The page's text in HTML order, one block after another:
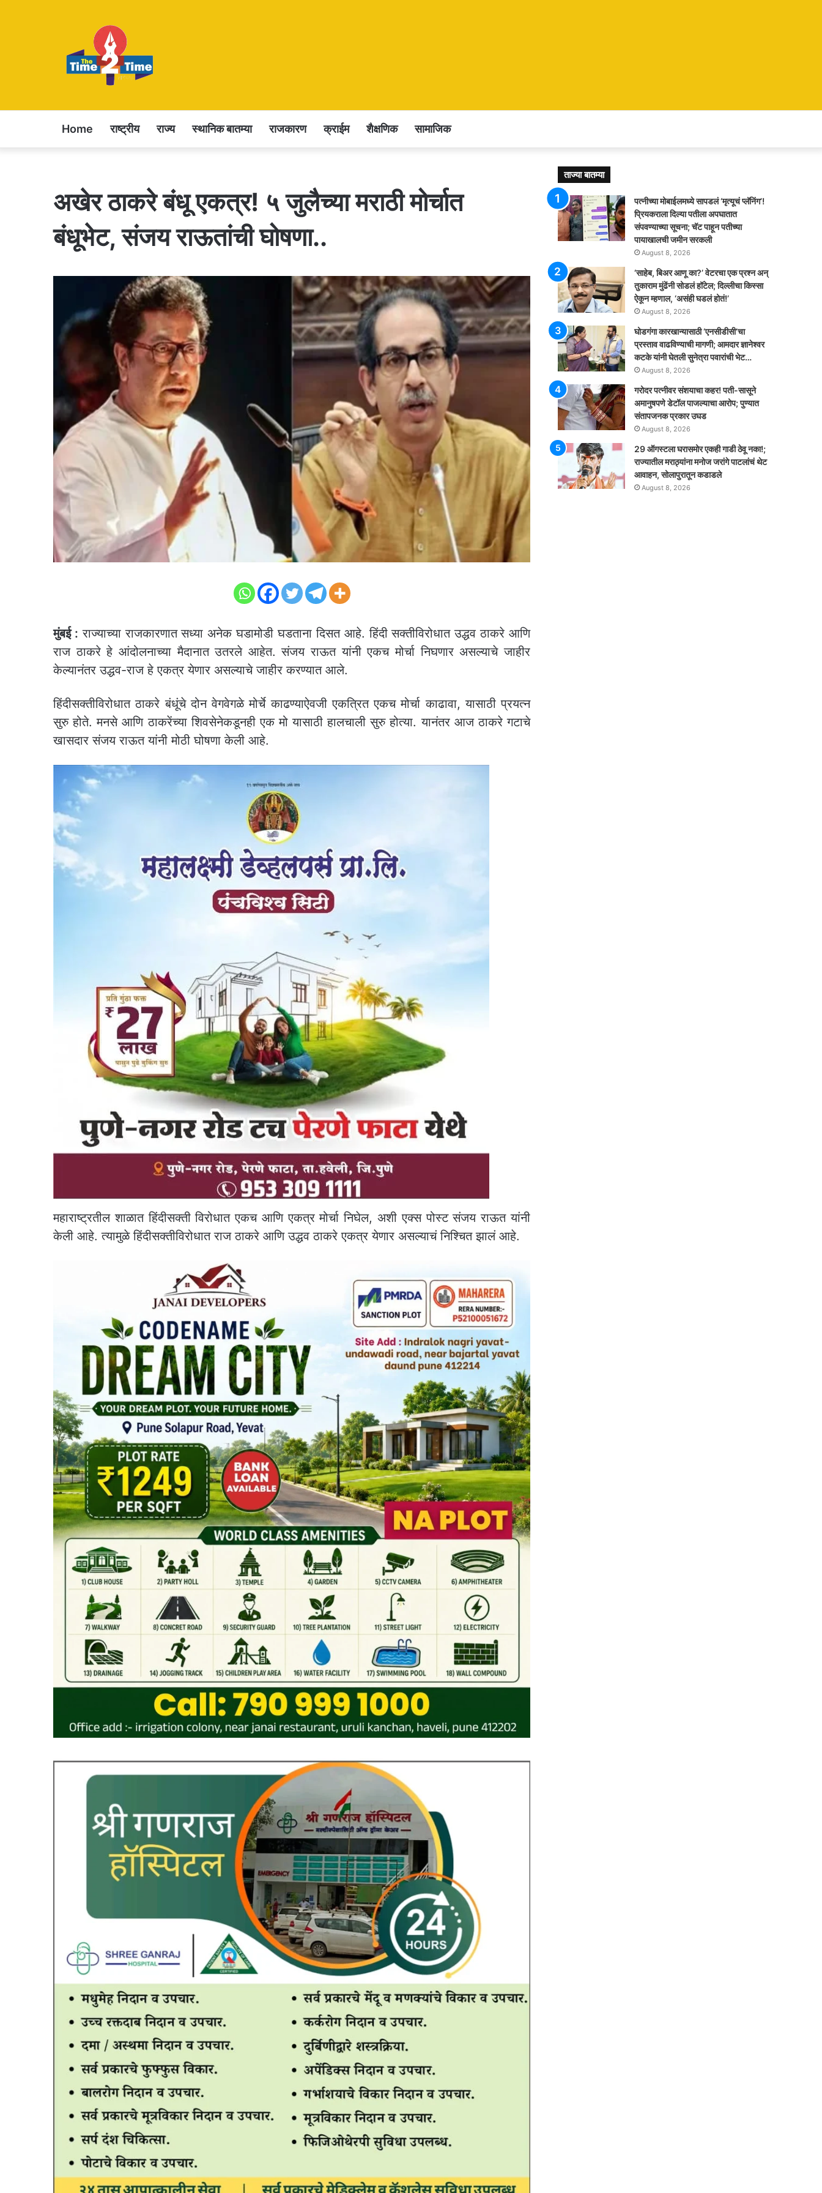
Home राष्ट्रीय राज्य स्थानिक बातम्या राजकारण क्राईम शैक्षणिक सामाजिक
अखेर ठाकरे बंधू एकत्र! ५ जुलैच्या मराठी मोर्चात
बंधूभेट, संजय राऊतांची घोषणा..
मुंबई : राज्याच्या राजकारणात सध्या अनेक घडामोडी घडताना दिसत आहे. हिंदी सक्तीविरोधात उद्धव ठाकरे आणि
राज ठाकरे हे आंदोलनाच्या मैदानात उतरले आहेत. संजय राऊत यांनी एकच मोर्चा निघणार असल्याचे जाहीर
केल्यानंतर उद्धव-राज हे एकत्र येणार असल्याचे जाहीर करण्यात आले.
हिंदीसक्तीविरोधात ठाकरे बंधूंचे दोन वेगवेगळे मोर्चे काढण्याऐवजी एकत्रित एकच मोर्चा काढावा, यासाठी प्रयत्न
सुरु होते. मनसे आणि ठाकरेंच्या शिवसेनेकडूनही एक मो यासाठी हालचाली सुरु होत्या. यानंतर आज ठाकरे गटाचे
खासदार संजय राऊत यांनी मोठी घोषणा केली आहे.
महाराष्ट्रतील शाळात हिंदीसक्ती विरोधात एकच आणि एकत्र मोर्चा निघेल, अशी एक्स पोस्ट संजय राऊत यांनी
केली आहे. त्यामुळे हिंदीसक्तीविरोधात राज ठाकरे आणि उद्धव ठाकरे एकत्र येणार असल्याचं निश्चित झालं आहे.
ताज्या बातम्या
पत्नीच्या मोबाईलमध्ये सापडलं ‘मृत्यूचं प्लॅनिंग’!
प्रियकराला दिल्या पतीला अपघातात
संपवण्याच्या सूचना; चॅट पाहून पतीच्या
पायाखालची जमीन सरकली
August 8, 2026
‘साहेब, बिअर आणू का?’ वेटरचा एक प्रश्न अन्
तुकाराम मुंढेंनी सोडलं हॉटेल; दिल्लीचा किस्सा
ऐकून म्हणाल, ‘असंही घडलं होतं!’
August 8, 2026
घोडगंगा कारखान्यासाठी ‘एनसीडीसी’चा
प्रस्ताव वाढविण्याची मागणी; आमदार ज्ञानेश्वर
कटके यांनी घेतली सुनेत्रा पवारांची भेट…
August 8, 2026
गरोदर पत्नीवर संशयाचा कहर! पती-सासूने
अमानुषपणे डेटॉल पाजल्याचा आरोप; पुण्यात
संतापजनक प्रकार उघड
August 8, 2026
29 ऑगस्टला घरासमोर एकही गाडी ठेवू नका!;
राज्यातील मराठ्यांना मनोज जरांगे पाटलांचं थेट
आवाहन, सोलापुरातून कडाडले
August 8, 2026